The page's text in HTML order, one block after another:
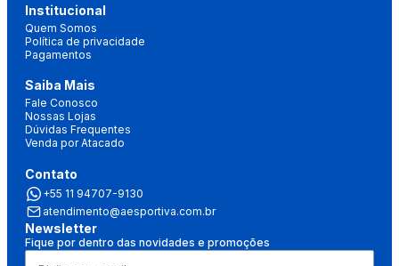
Institucional
Quem Somos
Política de privacidade
Pagamentos
Saiba Mais
Fale Conosco
Nossas Lojas
Dúvidas Frequentes
Venda por Atacado
Contato
+55 11 94707-9130
atendimento@aesportiva.com.br
Newsletter
Fique por dentro das novidades e promoções